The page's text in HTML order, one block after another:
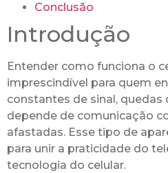
Conclusão
Introdução
Entender como funciona o
imprescindível para quem
constantes de sinal, quedas
depende de comunicação
afastadas. Esse tipo de
para unir a praticidade do
tecnologia do celular.